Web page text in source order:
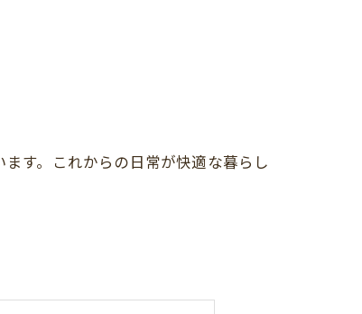
す。これからの日常が快適な暮らし